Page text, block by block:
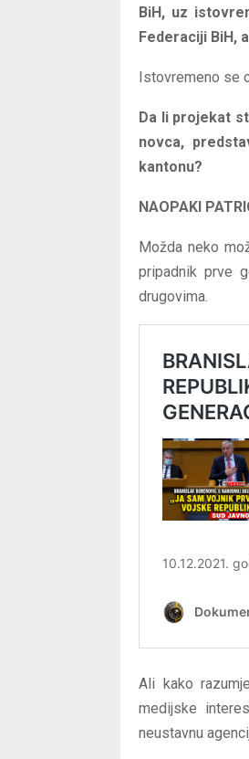
BiH, uz
Federaciji BiH,
Istovremeno se
Da li projekat
novca,
kantonu?
NAOPAKI
Možda neko
pripadnik prve
drugovima.
Ali kako
medijske
neustavnu